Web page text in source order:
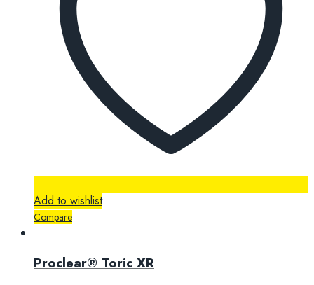
Add to wishlist
Compare
Proclear® Toric XR